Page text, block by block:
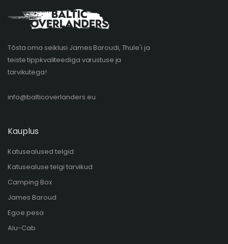
Tõsta oma seiklusi James Baroudi, Thule'i ja
teiste tippkvaliteediga varustuse ja
tarvikutega!
info@balticoverlanders.eu
Kauplus
Katusealused telgid
Katusealuse telgi tarvikud
Camping Box
James Baroud
Egoe pesa
Alu-Cab